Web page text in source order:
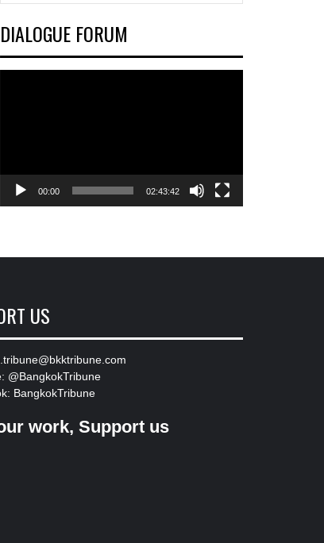
DIALOGUE FORUM
00:00 02:43:42
US
@BangkokTribune
BangkokTribune
work, Support us